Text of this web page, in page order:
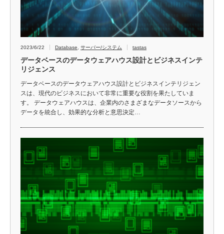
2023/6/22 Database サーバー/システム tastas
データベースのデータウェアハウス設計とビジネスインテ
リジェンス
データベースのデータウェアハウス設計とビジネスインテリジェン
スは、現代のビジネスにおいて非常に重要な役割を果たしていま
す。 データウェアハウスは、企業内のさまざまなデータソースから
データを統合し、効果的な分析と意思決定…